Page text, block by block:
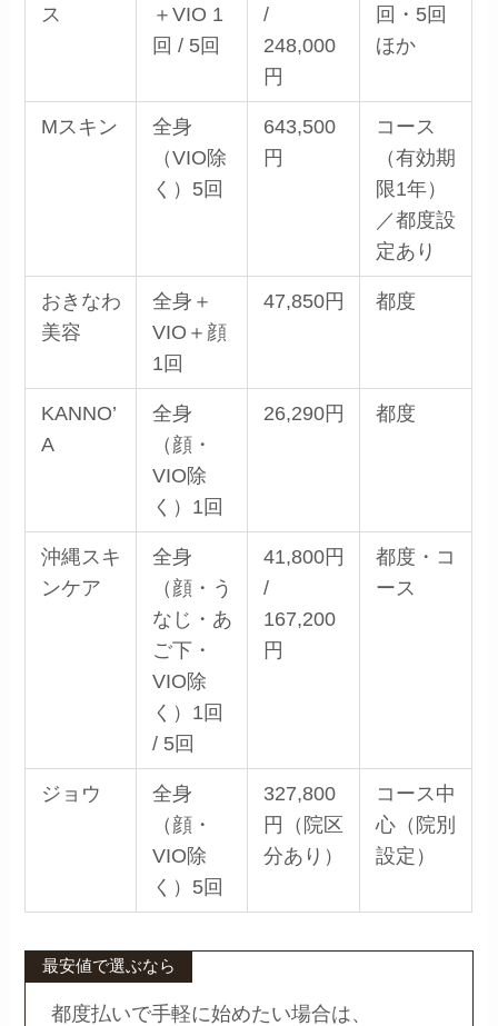
ス
＋VIO 1
回 / 5回
/
248,000
円
回・5回
ほか
Mスキン
全身
（VIO除
く）5回
643,500
円
コース
（有効期
限1年）
／都度設
定あり
おきなわ
美容
全身＋
VIO＋顔
1回
47,850円 都度
KANNO’
A
全身
（顔・
VIO除
く）1回
26,290円 都度
沖縄スキ
ンケア
全身
（顔・う
なじ・あ
ご下・
VIO除
く）1回
/ 5回
41,800円
/
167,200
円
都度・コ
ース
ジョウ
全身
（顔・
VIO除
く）5回
327,800
円（院区
分あり）
コース中
心（院別
設定）
最安値で選ぶなら
都度払いで手軽に始めたい場合は、